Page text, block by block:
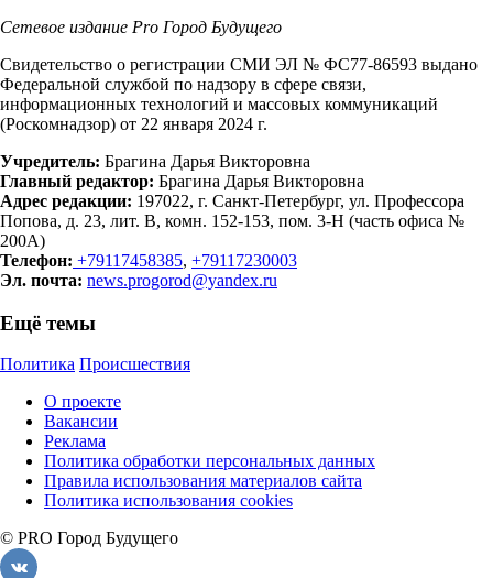
Сетевое издание Рrо Город Будущего
Свидетельство о регистрации СМИ ЭЛ № ФС77-86593 выдано
Федеральной службой по надзору в сфере связи,
информационных технологий и массовых коммуникаций
(Роскомнадзор) от 22 января 2024 г.
Учредитель: Брагина Дарья Викторовна
Главный редактор: Брагина Дарья Викторовна
Адрес редакции: 197022, г. Санкт-Петербург, ул. Профессора
Попова, д. 23, лит. В, комн. 152-153, пом. 3-Н (часть офиса №
200А)
Телефон: +79117458385, +79117230003
Эл. почта: news.progorod@yandex.ru
Ещё темы
Политика Происшествия
О проекте
Вакансии
Реклама
Политика обработки персональных данных
Правила использования материалов сайта
Политика использования cookies
© PRO Город Будущего